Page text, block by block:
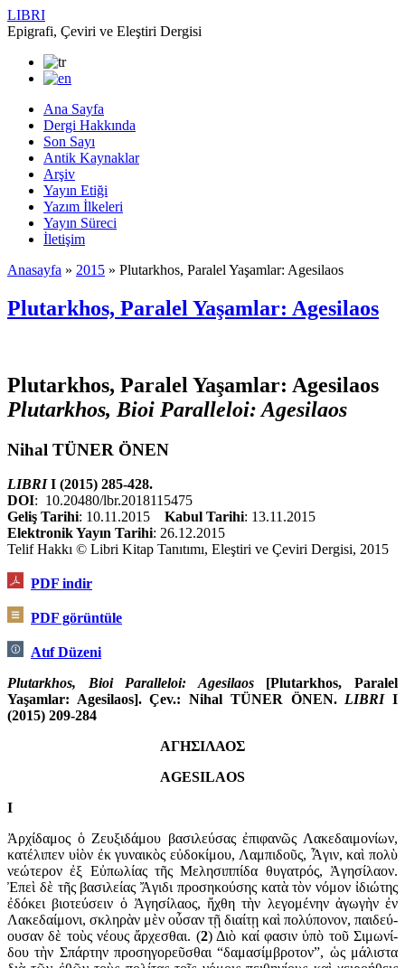
LIBRI
Epigrafi, Çeviri ve Eleştiri Dergisi
Ana Sayfa
Dergi Hakkında
Son Sayı
Antik Kaynaklar
Arşiv
Yayın Etiği
Yazım İlkeleri
Yayın Süreci
İletişim
Anasayfa » 2015 » Plutarkhos, Paralel Yaşamlar: Agesilaos
Plutarkhos, Paralel Yaşamlar: Agesilaos
Plutarkhos, Paralel Yaşamlar: Agesilaos
Plutarkhos, Bioi Paralleloi: Agesilaos
Nihal TÜNER ÖNEN
LIBRII (2015) 285-428.
DOI: 10.20480/lbr.2018115475
Geliş Tarihi: 10.11.2015 Kabul Tarihi: 13.11.2015
Elektronik Yayın Tarihi: 26.12.2015
Telif Hakkı © Libri Kitap Tanıtımı, Eleştiri ve Çeviri Dergisi, 2015
PDF indir
PDF görüntüle
Atıf Düzeni
Plutarkhos, Bioi Paralleloi: Agesilaos[Plutarkhos, Paralel
Yaşamlar: Agesilaos]. Çev.: Nihal TÜNER ÖNEN. LIBRII
(2015) 209-284
ΑΓΗΣΙΛΑΟΣ
AGESILAOS
I
Ἀρχίδαμος ὁ Ζευξιδάμου βασιλεύσας ἐπιφανῶς Λακεδα­ι­μονίων,
κατ­έ­λιπεν υἱὸν ἐκ γυναικὸς εὐδοκίμου, Λαμπιδοῦς, Ἆγιν, καὶ πολὺ
νεώτερον ἐξ Εὐπωλίας τῆς Μελησιππίδα θυγατρός, Ἀγησί­λαον.
Ἐπεὶ δὲ τῆς βασι­λείας Ἄγιδι προση­κούσης κατὰ τὸν νόμον ἰδιώτης
ἐδόκει βιοτεύσειν ὁ Ἀγησί­λαος, ἤχθη τὴν λεγομένην ἀγωγὴν ἐν
Λακεδαίμονι, σκληρὰν μὲν οὖσαν τῇ διαίτῃ καὶ πολύ­πονον, παιδεύ­
ουσαν δὲ τοὺς νέους ἄρχεσθαι. (2) Διὸ καί φασιν ὑπὸ τοῦ Σιμωνί­
δου τὴν Σπάρτην προσηγορεῦσθαι “δαμα­σίμ­βροτον”, ὡς μάλιστα